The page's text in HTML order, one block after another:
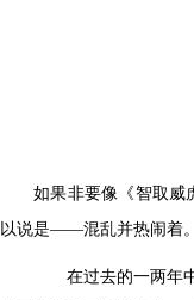
如果非要像《智取威
以说是——混乱并热闹着。
在过去的一两年中